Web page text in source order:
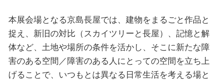
本展会場となる京島長屋では、建物をまるごと作品と
捉え、新旧の対比（スカイツリーと長屋）、記憶と解
体など、土地や場所の条件を活かし、そこに新たな障
害のある空間／障害のある人にとっての空間を立ち上
げることで、いつもとは異なる日常生活を考える場と